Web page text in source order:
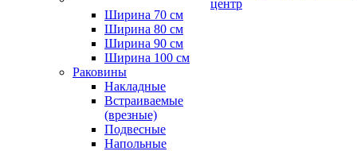
Ширина 70 см
Ширина 80 см
Ширина 90 см
Ширина 100 см
Раковины
Накладные
Встраиваемые
(врезные)
Подвесные
Напольные
центр